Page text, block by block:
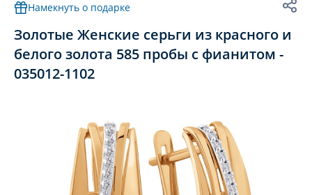
Намекнуть о подарке
Золотые Женские серьги из красного и
белого золота 585 пробы с фианитом -
035012-1102